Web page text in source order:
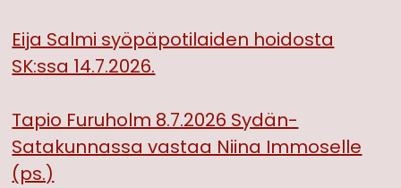
Eija Salmi syöpäpotilaiden hoidosta
SK:ssa 14.7.2026.
Tapio Furuholm 8.7.2026 Sydän-
Satakunnassa vastaa Niina Immoselle
(ps.)